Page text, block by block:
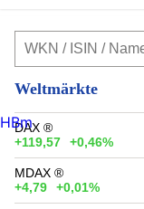
Weltmärkte
DAX ®
+119,57
+0,46%
MDAX ®
+4,79
+0,01%
HBm